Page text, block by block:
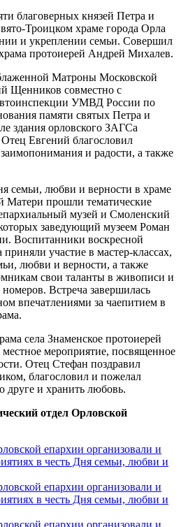
благоверных князей Петра и
Троицком храме города Орла
и укреплении семьи. Совершил
протоиерей Андрей Михалев.
Матроны Московской
Щенников совместно с
УМВД России по
памяти святых Петра и
здания орловского ЗАГСа
Евгений благословил
и радости, а также
семьи, любви и верности в храме
Матери прошли тематические
музей и Смоленский
заведующий музеем Роман
Воспитанники воскресной
участие в мастер-классах,
любви и верности, а также
свои таланты в живописи и
Встреча завершилась
впечатлениями за чаепитием в
села Знаменское протоиерей
мероприятие, посвященное
Отец Стефан поздравил
благословил и пожелал
друге и хранить любовь.
отдел Орловской